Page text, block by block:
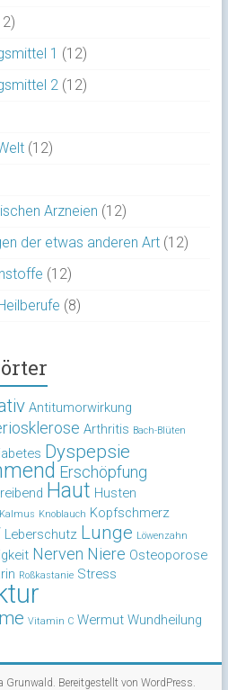
1 (12)
2 (12)
(12)
Arzneien (12)
der etwas anderen Art(12)
(12)
(8)
Antitumorwirkung
Arthritis Bach-Blüten
Dyspepsie
Erschöpfung
Haut Husten
Kalmus Knoblauch Kopfschmerz
Leberschutz Lunge Löwenzahn
Nerven Niere Osteoporose
Roßkastanie Stress
Vitamin C Wermut Wundheilung
Grunwald . Bereitgestellt vonWordPress